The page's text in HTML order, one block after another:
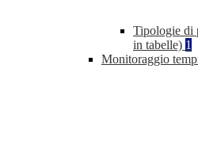
Tipologie di
in tabelle) 1
Monitoraggio